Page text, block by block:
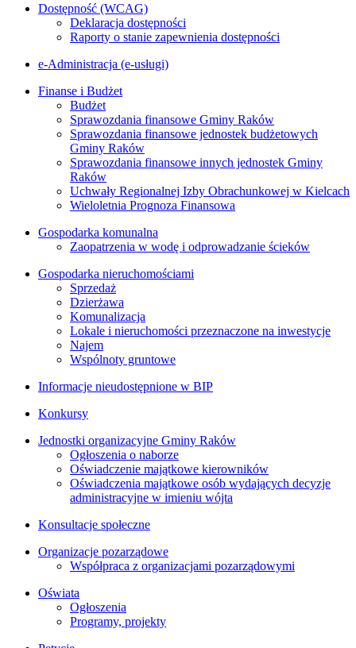
Dostępność (WCAG)
Deklaracja dostępności
Raporty o stanie zapewnienia dostępności
e-Administracja (e-usługi)
Finanse i Budżet
Budżet
Sprawozdania finansowe Gminy Raków
Sprawozdania finansowe jednostek budżetowych
Gminy Raków
Sprawozdania finansowe innych jednostek Gminy
Raków
Uchwały Regionalnej Izby Obrachunkowej w Kielcach
Wieloletnia Prognoza Finansowa
Gospodarka komunalna
Zaopatrzenia w wodę i odprowadzanie ścieków
Gospodarka nieruchomościami
Sprzedaż
Dzierżawa
Komunalizacja
Lokale i nieruchomości przeznaczone na inwestycje
Najem
Wspólnoty gruntowe
Informacje nieudostępnione w BIP
Konkursy
Jednostki organizacyjne Gminy Raków
Ogłoszenia o naborze
Oświadczenie majątkowe kierowników
Oświadczenia majątkowe osób wydających decyzje
administracyjne w imieniu wójta
Konsultacje społeczne
Organizacje pozarządowe
Współpraca z organizacjami pozarządowymi
Oświata
Ogłoszenia
Programy, projekty